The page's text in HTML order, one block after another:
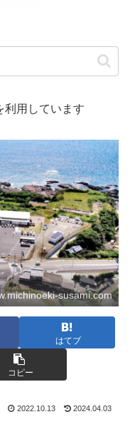
用しています
susami.com
はてブ
コピー
2022.10.13 2024.04.03